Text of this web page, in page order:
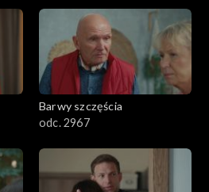
Barwy szczęścia
odc. 2967